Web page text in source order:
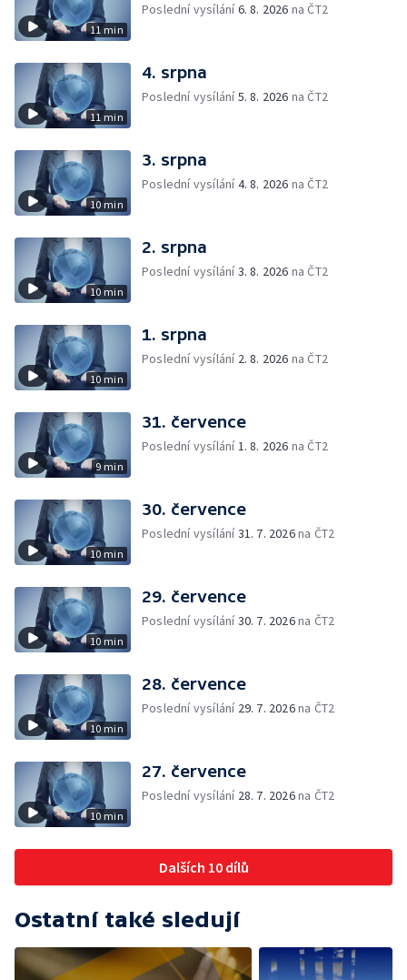
11 min
Poslední vysílání6. 8. 2026 na ČT2
11 min
4. srpna
Poslední vysílání5. 8. 2026 na ČT2
10 min
3. srpna
Poslední vysílání4. 8. 2026 na ČT2
10 min
2. srpna
Poslední vysílání3. 8. 2026 na ČT2
10 min
1. srpna
Poslední vysílání 2. 8. 2026 na ČT2
9 min
31. července
Poslední vysílání1. 8. 2026 na ČT2
10 min
30. července
Poslední vysílání31. 7. 2026na ČT2
10 min
29. července
Poslední vysílání30. 7. 2026na ČT2
10 min
28. července
Poslední vysílání 29. 7. 2026na ČT2
10 min
27. července
Poslední vysílání 28. 7. 2026na ČT2
Dalších 10 dílů
Ostatní také sledují